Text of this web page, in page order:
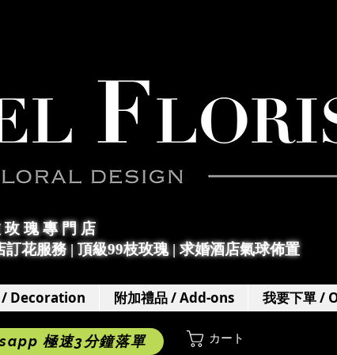
玫 瑰 專 門 店
訂花服務 | 頂級99枝玫瑰 |求婚酒店氣球佈置
/ Decoration 附加禮品 / Add-ons 我要下單 /
極速3分鐘落單 カート